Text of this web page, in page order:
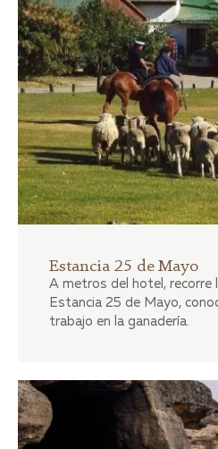
Estancia 25 de Mayo
A metros del hotel, recorre
Estancia 25 de Mayo,
trabajo en la ganadería.